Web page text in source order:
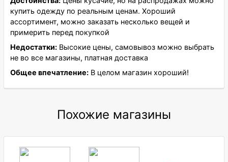
купить одежду по реальным ценам. Хороший
ассортимент, можно заказать несколько вещей и
примерить перед покупкой
Недостатки: Высокие цены, самовывоз можно выбрать
не во все магазины, платная доставка
Общее впечатление: В целом магазин хороший!
Похожие магазины